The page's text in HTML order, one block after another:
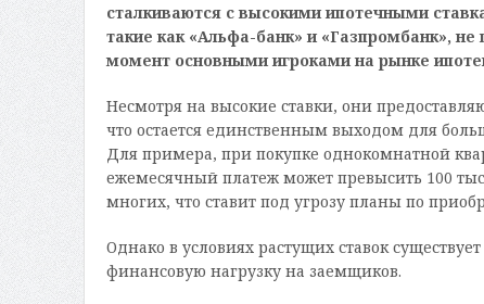
сталкиваются с высокими ипотечными
такие как «Альфа-банк» и «Газпромбанк»,
момент основными игроками на рынке
Несмотря на высокие ставки, они
что остается единственным выходом для
Для примера, при покупке однокомнатной
ежемесячный платеж может превысить 100
многих, что ставит под угрозу планы по
Однако в условиях растущих ставок
финансовую нагрузку на заемщиков.